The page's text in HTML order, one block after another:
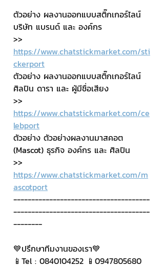
ตัวอย่าง ผลงานออกแบบสติ๊กเกอร์ไลน์
บริษัท แบรนด์ และ องค์กร
>>
https://www.chatstickmarket.com/sti
ckerport
ตัวอย่าง ผลงานออกแบบสติ๊กเกอร์ไลน์
ศิลปิน ดารา และ ผู้มีชื่อเสียง
>>
https://www.chatstickmarket.com/ce
lebport
ตัวอย่าง ตัวอย่างผลงานมาสคอต
(Mascot) ธุรกิจ องค์กร และ ศิลปิน
>>
https://www.chatstickmarket.com/m
ascotport
--------------------------------------
--------------------------------------
--------
💙ปรึกษาทีมงานของเรา💙
📱Tel : 0840104252 📱0947805680